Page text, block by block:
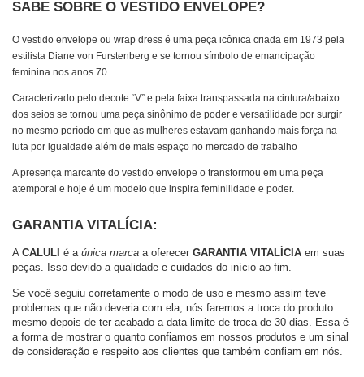
SABE SOBRE O VESTIDO ENVELOPE?
O vestido envelope ou wrap dress é uma peça icônica criada em 1973 pela
estilista Diane von Furstenberg e se tornou símbolo de emancipação
feminina nos anos 70.
Caracterizado pelo decote “V” e pela faixa transpassada na cintura/abaixo
dos seios se tornou uma peça sinônimo de poder e versatilidade por surgir
no mesmo período em que as mulheres estavam ganhando mais força na
luta por igualdade além de mais espaço no mercado de trabalho
A presença marcante do vestido envelope o transformou em uma peça
atemporal e hoje é um modelo que inspira feminilidade e poder.
GARANTIA VITALÍCIA:
A CALULI é a única marca a oferecer GARANTIA VITALÍCIA em suas
peças. Isso devido a qualidade e cuidados do início ao fim.
Se você seguiu corretamente o modo de uso e mesmo assim teve
problemas que não deveria com ela, nós faremos a troca do produto
mesmo depois de ter acabado a data limite de troca de 30 dias. Essa é
a forma de mostrar o quanto confiamos em nossos produtos e um sinal
de consideração e respeito aos clientes que também confiam em nós.